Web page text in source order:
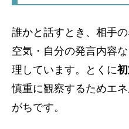
誰かと話すとき、相手
空気・自分の発言内容
理しています。とくに
慎重に観察するためエ
がちです。